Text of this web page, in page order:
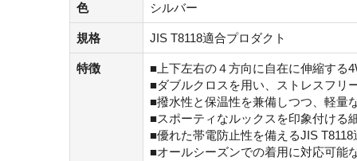
色 シルバー
規格 JIS T8118適合プロダクト
特徴
■上下左右の４方向に自在に伸縮する
■ダブルクロスを用い、ストレスフリ
■撥水性と保温性を兼備しつつ、軽量
■スポーティなルックスを印象付ける
■優れた帯電防止性を備えるJIS
■オールシーズンでの着用に対応可能